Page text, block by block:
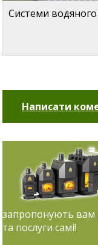
Системи водяного
Написати
запропонують вам
та послуги самі!